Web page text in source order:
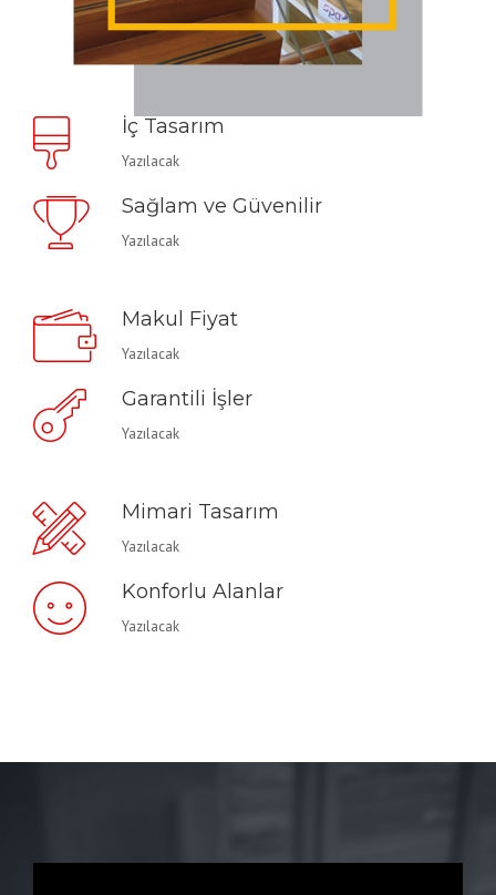
İç Tasarım
Yazılacak
Sağlam ve Güvenilir
Yazılacak
Makul Fiyat
Yazılacak
Garantili İşler
Yazılacak
Mimari Tasarım
Yazılacak
Konforlu Alanlar
Yazılacak